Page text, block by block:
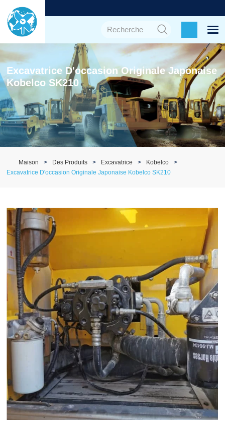
Excavatrice D'occasion Originale Japonaise
Kobelco SK210
Maison Des Produits Excavatrice
Kobelco
Excavatrice D'occasion Originale Japonaise Kobelco SK210